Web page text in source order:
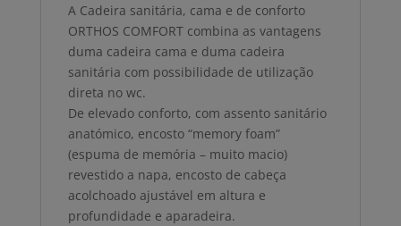
A Cadeira sanitária, cama e de conforto
ORTHOS COMFORT combina as vantagens
duma cadeira cama e duma cadeira
sanitária com possibilidade de utilização
direta no wc.
De elevado conforto, com assento sanitário
anatómico, encosto “memory foam”
(espuma de memória – muito macio)
revestido a napa, encosto de cabeça
acolchoado ajustável em altura e
profundidade e aparadeira.